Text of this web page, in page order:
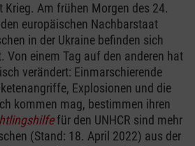
Krieg. Am frühen Morgen des 24.
europäischen Nachbarstaat
in der Ukraine befinden sich
Von einem Tag auf den anderen hat
verändert: Einmarschierende
Explosionen und die
kommen mag, bestimmen ihren
für den UNHCR sind mehr
(Stand: 18. April 2022) aus der